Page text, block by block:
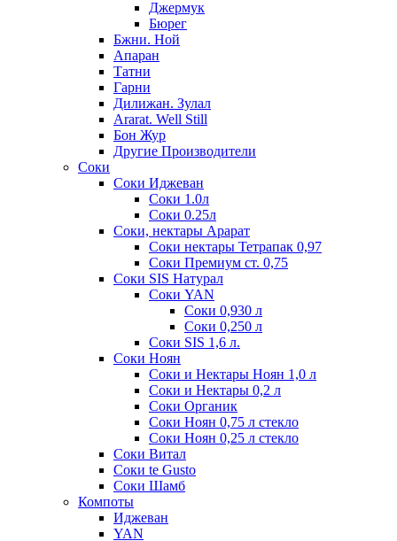
Джермук
Бюрег
Бжни. Ной
Апаран
Татни
Гарни
Дилижан. Зулал
Ararat. Well Still
Бон Жур
Другие Производители
Соки
Соки Иджеван
Соки 1.0л
Соки 0.25л
Соки, нектары Арарат
Соки нектары Тетрапак 0,97
Соки Премиум ст. 0,75
Соки SIS Натурал
Соки YAN
Соки 0,930 л
Соки 0,250 л
Соки SIS 1,6 л.
Соки Ноян
Соки и Нектары Ноян 1,0 л
Соки и Нектары 0,2 л
Соки Органик
Соки Ноян 0,75 л стекло
Соки Ноян 0,25 л стекло
Соки Витал
Соки te Gusto
Соки Шамб
Компоты
Иджеван
YAN